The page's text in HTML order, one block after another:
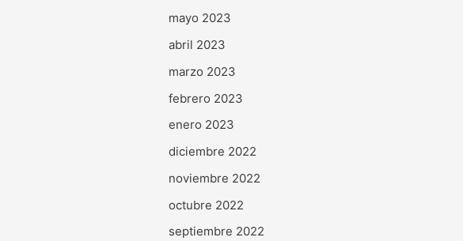
mayo 2023
abril 2023
marzo 2023
febrero 2023
enero 2023
diciembre 2022
noviembre 2022
octubre 2022
septiembre 2022